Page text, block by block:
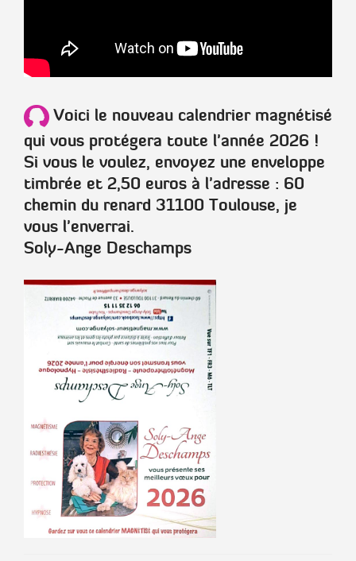
Voici le nouveau calendrier magnétisé
qui vous protégera toute l'année 2026 !
Si vous le voulez, envoyez une enveloppe
timbrée et 2,50 euros à l'adresse : 60
chemin du renard 31100 Toulouse, je
vous l'enverrai.
Soly-Ange Deschamps